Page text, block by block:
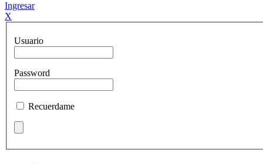
Ingresar
X
Usuario
Password
Recuerdame